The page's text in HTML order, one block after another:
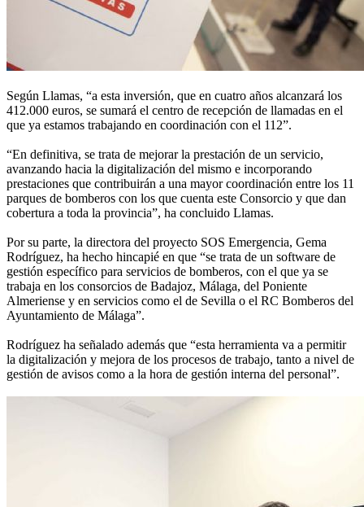
Según Llamas, “a esta inversión, que en cuatro años alcanzará los
412.000 euros, se sumará el centro de recepción de llamadas en el
que ya estamos trabajando en coordinación con el 112”.
“En definitiva, se trata de mejorar la prestación de un servicio,
avanzando hacia la digitalización del mismo e incorporando
prestaciones que contribuirán a una mayor coordinación entre los 11
parques de bomberos con los que cuenta este Consorcio y que dan
cobertura a toda la provincia”, ha concluido Llamas.
Por su parte, la directora del proyecto SOS Emergencia, Gema
Rodríguez, ha hecho hincapié en que “se trata de un software de
gestión específico para servicios de bomberos, con el que ya se
trabaja en los consorcios de Badajoz, Málaga, del Poniente
Almeriense y en servicios como el de Sevilla o el RC Bomberos del
Ayuntamiento de Málaga”.
Rodríguez ha señalado además que “esta herramienta va a permitir
la digitalización y mejora de los procesos de trabajo, tanto a nivel de
gestión de avisos como a la hora de gestión interna del personal”.